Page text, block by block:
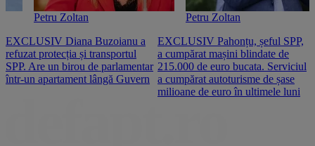
Petru Zoltan
EXCLUSIV Diana Buzoianu a
refuzat protecția și transportul
SPP. Are un birou de parlamentar
într-un apartament lângă Guvern
Petru Zoltan
EXCLUSIV Pahonțu, șeful SPP,
a cumpărat mașini blindate de
215.000 de euro bucata. Serviciul
a cumpărat autoturisme de șase
milioane de euro în ultimele luni